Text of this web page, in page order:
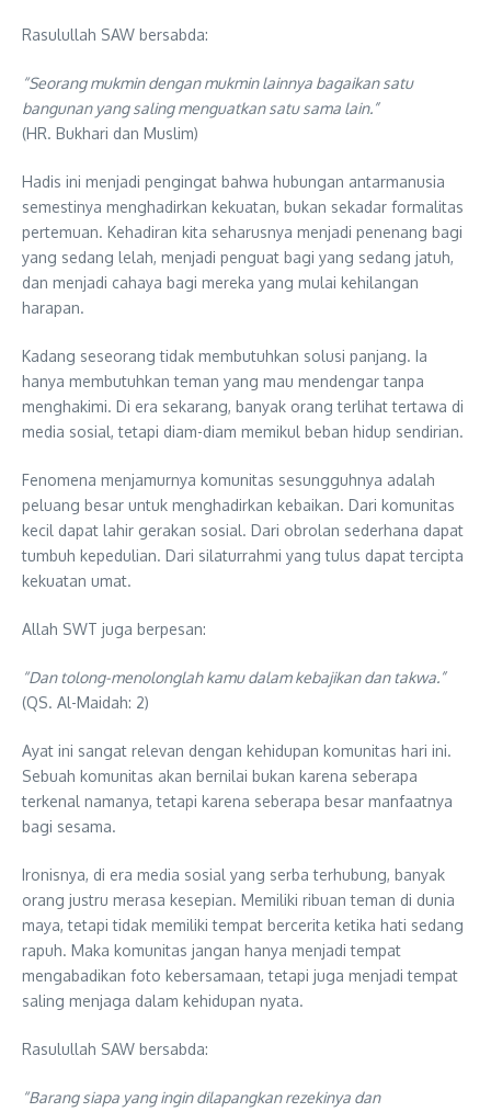
Rasulullah SAW bersabda:
“Seorang mukmin dengan mukmin lainnya bagaikan satu
bangunan yang saling menguatkan satu sama lain.”
(HR. Bukhari dan Muslim)
Hadis ini menjadi pengingat bahwa hubungan antarmanusia
semestinya menghadirkan kekuatan, bukan sekadar formalitas
pertemuan. Kehadiran kita seharusnya menjadi penenang bagi
yang sedang lelah, menjadi penguat bagi yang sedang jatuh,
dan menjadi cahaya bagi mereka yang mulai kehilangan
harapan.
Kadang seseorang tidak membutuhkan solusi panjang. Ia
hanya membutuhkan teman yang mau mendengar tanpa
menghakimi. Di era sekarang, banyak orang terlihat tertawa di
media sosial, tetapi diam-diam memikul beban hidup sendirian.
Fenomena menjamurnya komunitas sesungguhnya adalah
peluang besar untuk menghadirkan kebaikan. Dari komunitas
kecil dapat lahir gerakan sosial. Dari obrolan sederhana dapat
tumbuh kepedulian. Dari silaturrahmi yang tulus dapat tercipta
kekuatan umat.
Allah SWT juga berpesan:
“Dan tolong-menolonglah kamu dalam kebajikan dan takwa.”
(QS. Al-Maidah: 2)
Ayat ini sangat relevan dengan kehidupan komunitas hari ini.
Sebuah komunitas akan bernilai bukan karena seberapa
terkenal namanya, tetapi karena seberapa besar manfaatnya
bagi sesama.
Ironisnya, di era media sosial yang serba terhubung, banyak
orang justru merasa kesepian. Memiliki ribuan teman di dunia
maya, tetapi tidak memiliki tempat bercerita ketika hati sedang
rapuh. Maka komunitas jangan hanya menjadi tempat
mengabadikan foto kebersamaan, tetapi juga menjadi tempat
saling menjaga dalam kehidupan nyata.
Rasulullah SAW bersabda:
“Barang siapa yang ingin dilapangkan rezekinya dan